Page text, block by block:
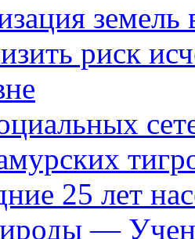
земель
риск
25 лет
—